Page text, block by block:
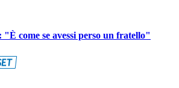
come se avessi perso un fratello"